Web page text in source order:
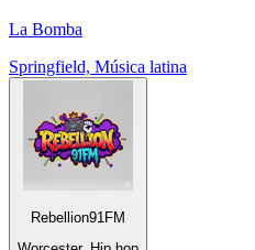
La Bomba
Springfield, Música latina
Rebellion91FM